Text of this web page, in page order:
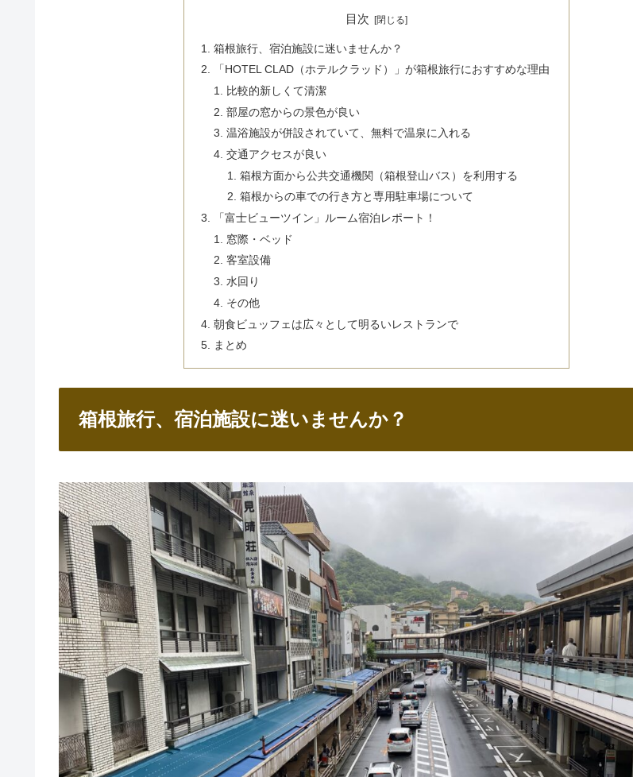
目次
箱根旅行、宿泊施設に迷いませんか？
「HOTEL CLAD（ホテルクラッド）」が箱根旅行におすすめな理由
比較的新しくて清潔
部屋の窓からの景色が良い
温浴施設が併設されていて、無料で温泉に入れる
交通アクセスが良い
箱根方面から公共交通機関（箱根登山バス）を利用する
箱根からの車での行き方と専用駐車場について
「富士ビューツイン」ルーム宿泊レポート！
窓際・ベッド
客室設備
水回り
その他
朝食ビュッフェは広々として明るいレストランで
まとめ
箱根旅行、宿泊施設に迷いませんか？